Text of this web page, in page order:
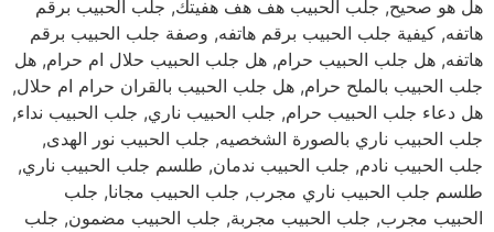
هل هو صحيح, جلب الحبيب هف هف هفيتك, جلب الحبيب برقم
هاتفه, كيفية جلب الحبيب برقم هاتفه, وصفة جلب الحبيب برقم
هاتفه, هل جلب الحبيب حرام, هل جلب الحبيب حلال ام حرام, هل
جلب الحبيب بالملح حرام, هل جلب الحبيب بالقران حرام ام حلال,
هل دعاء جلب الحبيب حرام, جلب الحبيب ناري, جلب الحبيب نداء,
جلب الحبيب ناري بالصورة الشخصيه, جلب الحبيب نور الهدى,
جلب الحبيب نادم, جلب الحبيب ندمان, طلسم جلب الحبيب ناري,
طلسم جلب الحبيب ناري مجرب, جلب الحبيب مجانا, جلب
الحبيب مجرب, جلب الحبيب مجربة, جلب الحبيب مضمون, جلب